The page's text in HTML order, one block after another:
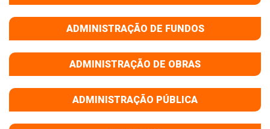
ADMINISTRAÇÃO DE FUNDOS
ADMINISTRAÇÃO DE OBRAS
ADMINISTRAÇÃO PÚBLICA